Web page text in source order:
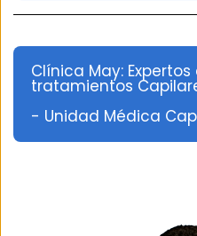
Clínica May:
tratamientos
- Unidad Médica